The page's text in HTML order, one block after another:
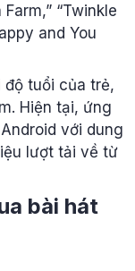
“Twinkle
and You
độ tuổi của trẻ,
Hiện tại, ứng
với dung
lượt tải về từ
bài hát